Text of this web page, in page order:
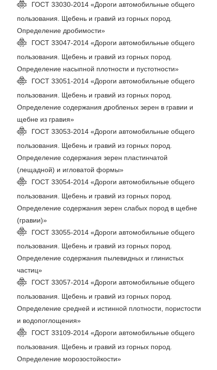
ГОСТ 33030-2014 «Дороги автомобильные общего
пользования. Щебень и гравий из горных пород.
Определение дробимости»
ГОСТ 33047-2014 «Дороги автомобильные общего
пользования. Щебень и гравий из горных пород.
Определение насыпной плотности и пустотности»
ГОСТ 33051-2014 «Дороги автомобильные общего
пользования. Щебень и гравий из горных пород.
Определение содержания дробленых зерен в гравии и
щебне из гравия»
ГОСТ 33053-2014 «Дороги автомобильные общего
пользования. Щебень и гравий из горных пород.
Определение содержания зерен пластинчатой
(лещадной) и игловатой формы»
ГОСТ 33054-2014 «Дороги автомобильные общего
пользования. Щебень и гравий из горных пород.
Определение содержания зерен слабых пород в щебне
(гравии)»
ГОСТ 33055-2014 «Дороги автомобильные общего
пользования. Щебень и гравий из горных пород.
Определение содержания пылевидных и глинистых
частиц»
ГОСТ 33057-2014 «Дороги автомобильные общего
пользования. Щебень и гравий из горных пород.
Определение средней и истинной плотности, пористости
и водопоглощения»
ГОСТ 33109-2014 «Дороги автомобильные общего
пользования. Щебень и гравий из горных пород.
Определение морозостойкости»